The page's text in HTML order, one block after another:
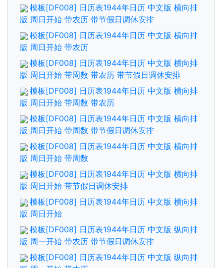
模板[DF008] 日历表1944年日历 中文版 横向排
版 周日开始 带农历 带节假日调休安排
模板[DF008] 日历表1944年日历 中文版 横向排
版 周日开始 带农历
模板[DF008] 日历表1944年日历 中文版 横向排
版 周日开始 带周数 带农历 带节假日调休安排
模板[DF008] 日历表1944年日历 中文版 横向排
版 周日开始 带周数 带农历
模板[DF008] 日历表1944年日历 中文版 横向排
版 周日开始 带周数 带节假日调休安排
模板[DF008] 日历表1944年日历 中文版 横向排
版 周日开始 带周数
模板[DF008] 日历表1944年日历 中文版 横向排
版 周日开始 带节假日调休安排
模板[DF008] 日历表1944年日历 中文版 横向排
版 周日开始
模板[DF008] 日历表1944年日历 中文版 纵向排
版 周一开始 带农历 带节假日调休安排
模板[DF008] 日历表1944年日历 中文版 纵向排